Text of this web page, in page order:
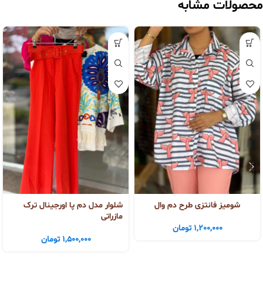
محصولات مشابه
شومیز فانتزی طرح دم وال
1,200,000 تومان
شلوار مدل دم پا اورجینال ترک
مازراتی
1,500,000 تومان